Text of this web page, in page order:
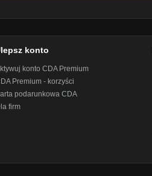
konto
konto CDA Premium
Premium - korzyści
podarunkowa CDA
firm